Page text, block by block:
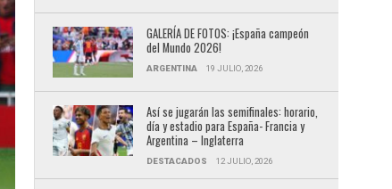
GALERÍA DE FOTOS: ¡España campeón
del Mundo 2026!
ARGENTINA 19 JULIO, 2026
Así se jugarán las semifinales: horario,
día y estadio para España- Francia y
Argentina – Inglaterra
DESTACADOS 12 JULIO, 2026